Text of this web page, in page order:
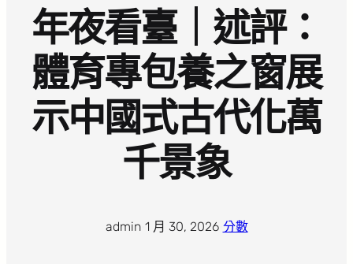
年夜看臺｜述評：
體育專包養之窗展
示中國式古代化萬
千景象
admin· 1 月 30, 2026· 分數